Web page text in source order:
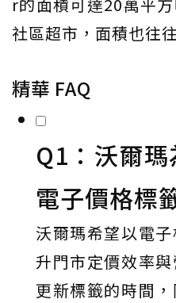
社區超市，面積也往
精華 FAQ
Q1：沃爾
電子價格標
沃爾瑪希望以電
升門市定價效率
更新標籤的時間